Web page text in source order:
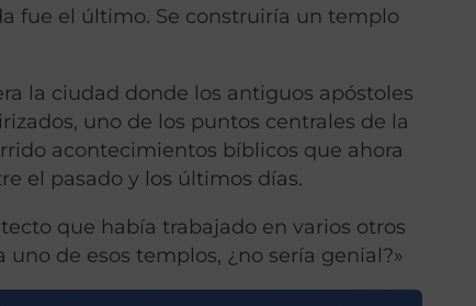
fue el último. Se construiría un templo
la ciudad donde los antiguos apóstoles
uno de los puntos centrales de la
acontecimientos bíblicos que ahora
el pasado y los últimos días.
que había trabajado en varios otros
de esos templos, ¿no sería genial?»